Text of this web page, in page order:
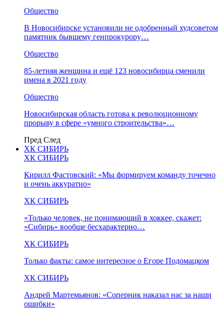
Общество
В Новосибирске установили не одобренный худсоветом
памятник бывшему генпрокурору…
Общество
85-летняя женщина и ещё 123 новосибирца сменили
имена в 2021 году
Общество
Новосибирская область готова к революционному
прорыву в сфере «умного строительства»…
Пред След
ХК СИБИРЬ
ХК СИБИРЬ
Кирилл Фастовский: «Мы формируем команду точечно
и очень аккуратно»
ХК СИБИРЬ
«Только человек, не понимающий в хоккее, скажет:
«Сибирь» вообще бесхарактерно…
ХК СИБИРЬ
Только факты: самое интересное о Егоре Подомацком
ХК СИБИРЬ
Андрей Мартемьянов: «Соперник наказал нас за наши
ошибки»